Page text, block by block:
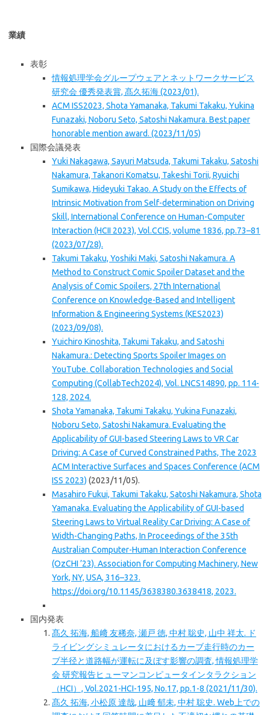
業績
表彰
情報処理学会グループウェアとネットワークサービス
研究会 優秀発表賞, 髙久拓海 (2023/01).
ACM ISS2023, Shota Yamanaka, Takumi Takaku, Yukina
Funazaki, Noboru Seto, Satoshi Nakamura. Best paper
honorable mention award. (2023/11/05)
国際会議発表
Yuki Nakagawa, Sayuri Matsuda, Takumi Takaku, Satoshi
Nakamura, Takanori Komatsu, Takeshi Torii, Ryuichi
Sumikawa, Hideyuki Takao. A Study on the Effects of
Intrinsic Motivation from Self-determination on Driving
Skill, International Conference on Human-Computer
Interaction (HCII 2023), Vol.CCIS, volume 1836, pp.73–81
(2023/07/28).
Takumi Takaku, Yoshiki Maki, Satoshi Nakamura. A
Method to Construct Comic Spoiler Dataset and the
Analysis of Comic Spoilers, 27th International
Conference on Knowledge-Based and Intelligent
Information & Engineering Systems (KES2023)
(2023/09/08).
Yuichiro Kinoshita, Takumi Takaku, and Satoshi
Nakamura.: Detecting Sports Spoiler Images on
YouTube. Collaboration Technologies and Social
Computing (CollabTech2024), Vol. LNCS14890, pp. 114-
128, 2024.
Shota Yamanaka, Takumi Takaku, Yukina Funazaki,
Noboru Seto, Satoshi Nakamura. Evaluating the
Applicability of GUI-based Steering Laws to VR Car
Driving: A Case of Curved Constrained Paths, The 2023
ACM Interactive Surfaces and Spaces Conference (ACM
ISS 2023) (2023/11/05).
Masahiro Fukui, Takumi Takaku, Satoshi Nakamura, Shota
Yamanaka. Evaluating the Applicability of GUI-based
Steering Laws to Virtual Reality Car Driving: A Case of
Width-Changing Paths, In Proceedings of the 35th
Australian Computer-Human Interaction Conference
(OzCHI ’23). Association for Computing Machinery, New
York, NY, USA, 316–323.
https://doi.org/10.1145/3638380.3638418, 2023.
国内発表
髙久 拓海, 船﨑 友稀奈, 瀬戸 徳, 中村 聡史, 山中 祥太. ド
ライビングシミュレータにおけるカーブ走行時のカー
ブ半径と道路幅が運転に及ぼす影響の調査, 情報処理学
会 研究報告ヒューマンコンピュータインタラクション
（HCI）, Vol.2021-HCI-195, No.17, pp.1-8 (2021/11/30).
髙久 拓海, 小松原 達哉, 山﨑 郁未, 中村 聡史. Web上での